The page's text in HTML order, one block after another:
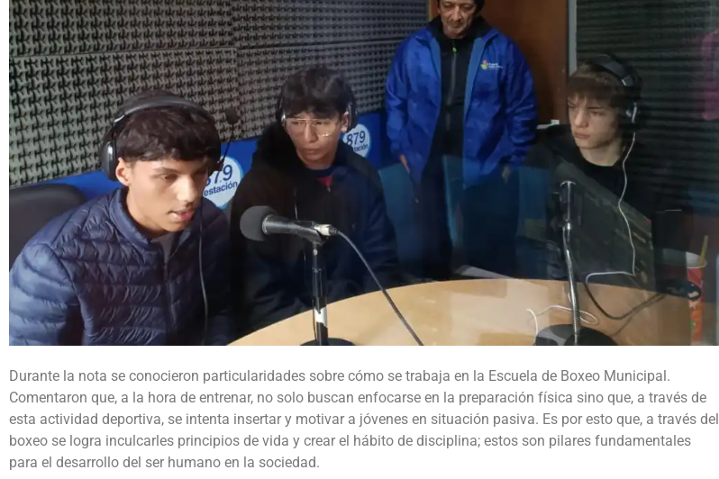
Durante la nota se conocieron particularidades sobre cómo se trabaja en la Escuela de Boxeo Municipal.
Comentaron que, a la hora de entrenar, no solo buscan enfocarse en la preparación física sino que, a través de
esta actividad deportiva, se intenta insertar y motivar a jóvenes en situación pasiva. Es por esto que, a través del
boxeo se logra inculcarles principios de vida y crear el hábito de disciplina; estos son pilares fundamentales
para el desarrollo del ser humano en la sociedad.